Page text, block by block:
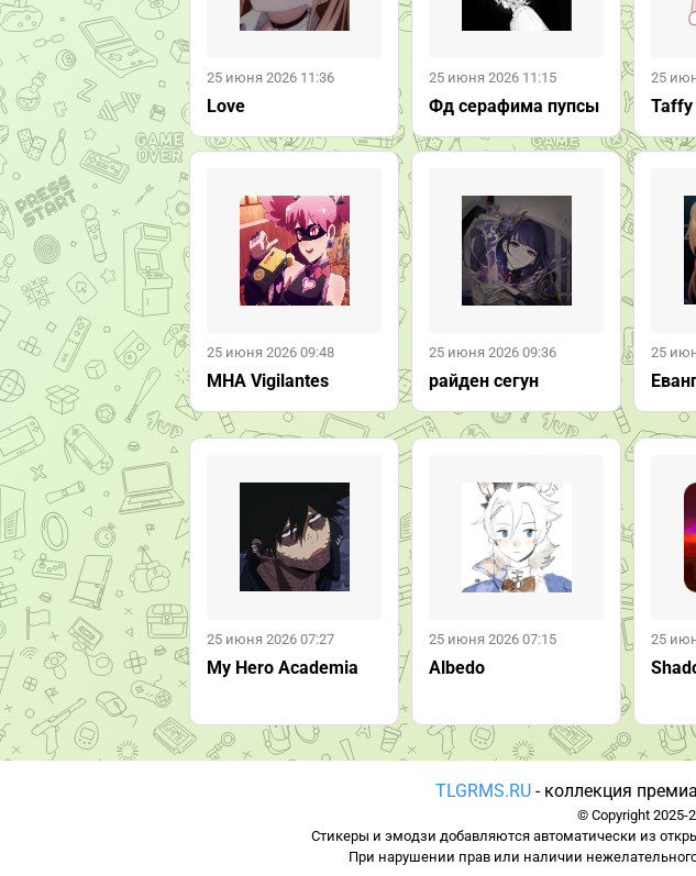
25 июня 2026 11:36
Love
25 июня 2026 11:15
Фд серафима пупсы
25
Taffy
25 июня 2026 09:48
MHA Vigilantes
25 июня 2026 09:36
райден сегун
25
25 июня 2026 07:27
My Hero Academia
25 июня 2026 07:15
Albedo
25
TLGRMS.RU - коллекция
© Copyright
Стикеры и эмодзи добавляются автоматически из
При нарушении прав или наличии